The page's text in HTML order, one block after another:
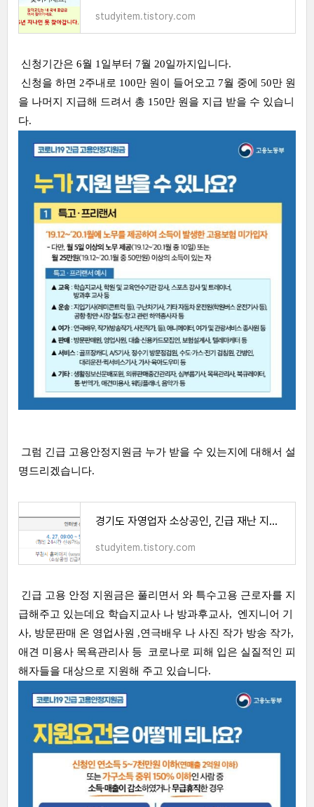
studyitem.tistory.com
신청기간은 6월 1일부터 7월 20일까지입니다.
신청을 하면 2주내로 100만 원이 들어오고 7월 중에 50만 원
을 나머지 지급해 드려서 총 150만 원을 지급 받을 수 있습니
다.
그럼 긴급 고용안정지원금 누가 받을 수 있는지에 대해서 설
명드리겠습니다.
경기도 자영업자 소상공인, 긴급 재난 지원금 신청(부천시 안내)
studyitem.tistory.com
긴급 고용 안정 지원금은 풀리면서 와 특수고용 근로자를 지
급해주고 있는데요 학습지교사 나 방과후교사, 엔지니어 기
사, 방문판매 온 영업사원 ,연극배우 나 사진 작가 방송 작가,
애견 미용사 목욕관리사 등 코로나로 피해 입은 실질적인 피
해자들을 대상으로 지원해 주고 있습니다.